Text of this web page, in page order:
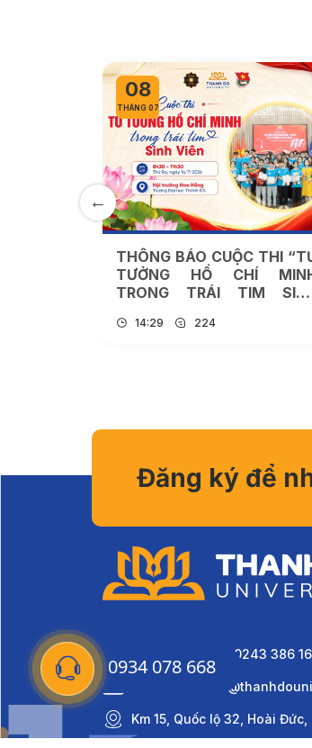
08
THÁNG 07
THÔNG BÁO CUỘC THI
TƯỞNG HỒ CHÍ
TRONG TRÁI TIM SINH
14:29 224
0934 078 668 - 0243 386
Km 15, Quốc lộ 32, Hoài Đức,
Đăng ký để
0934 078 668